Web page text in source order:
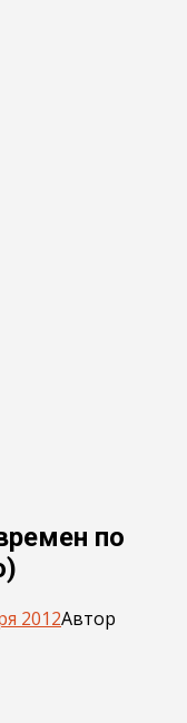
по
2012Автор